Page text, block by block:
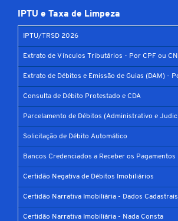
IPTU e Taxa de Limpeza
IPTU/TRSD 2026
Extrato de Vínculos Tributários - Por CPF ou
Extrato de Débitos e Emissão de Guias (DAM) -
Consulta de Débito Protestado e CDA
Parcelamento de Débitos (Administrativo e
Solicitação de Débito Automático
Bancos Credenciados a Receber os Pagamentos
Certidão Negativa de Débitos Imobiliários
Certidão Narrativa Imobiliária - Dados
Certidão Narrativa Imobiliária - Nada Consta